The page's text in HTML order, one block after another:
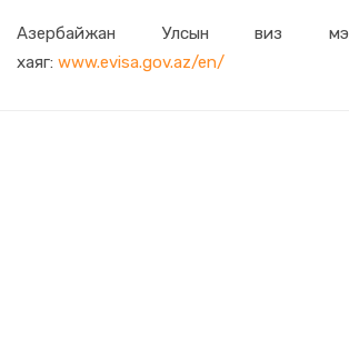
Азербайжан Улсын виз
хаяг: www.evisa.gov.az/en/